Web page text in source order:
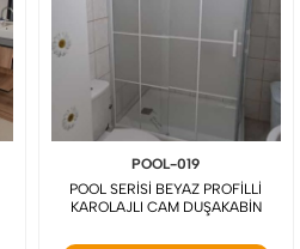
POOL-019
POOL SERİSİ BEYAZ PROFİLLİ
KAROLAJLI CAM DUŞAKABİN